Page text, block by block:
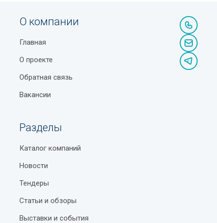
О компании
Главная
О проекте
Обратная связь
Вакансии
Разделы
Каталог компаний
Новости
Тендеры
Статьи и обзоры
Выставки и события